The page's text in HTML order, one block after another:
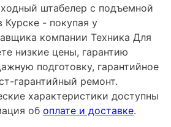
штабелер с подъемной
Курске - покупая у
компании Техника Для
низкие цены, гарантию
подготовку, гарантийное
гарантийный ремонт.
характеристики доступны
об оплате и доставке.